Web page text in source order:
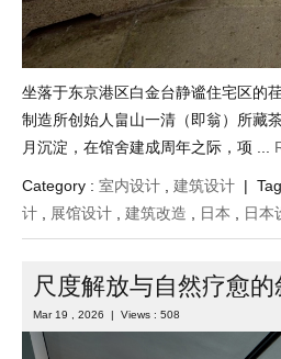
坐落于东京港区白金台静谧住宅区的
制造所创始人畠山一清（即翁）所藏
月沉淀，在馆舍建成周年之际，项 ...
Category : 室内设计 , 建筑设计 |
计 , 展馆设计 , 建筑改造 , 日本 , 日本
尺度解放与自然疗愈
Mar 19 , 2026 | Views : 508